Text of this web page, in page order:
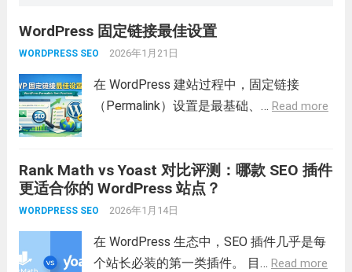
WordPress 固定链接最佳设置
WORDPRESS SEO 2026年1月21日
在 WordPress 建站过程中，固定链接
（Permalink）设置是最基础、… Read more
Rank Math vs Yoast 对比评测：哪款 SEO 插件
更适合你的 WordPress 站点？
WORDPRESS SEO 2026年1月14日
在 WordPress 生态中，SEO 插件几乎是每
个站长必装的第一类插件。 目… Read more